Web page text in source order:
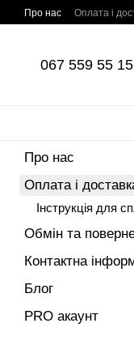
Перейти до основного
Про нас Оплата і
067 559 55 15
Про нас
Оплата і
Інструкція для
Обмін та
Контактна
Блог
PRO акаунт